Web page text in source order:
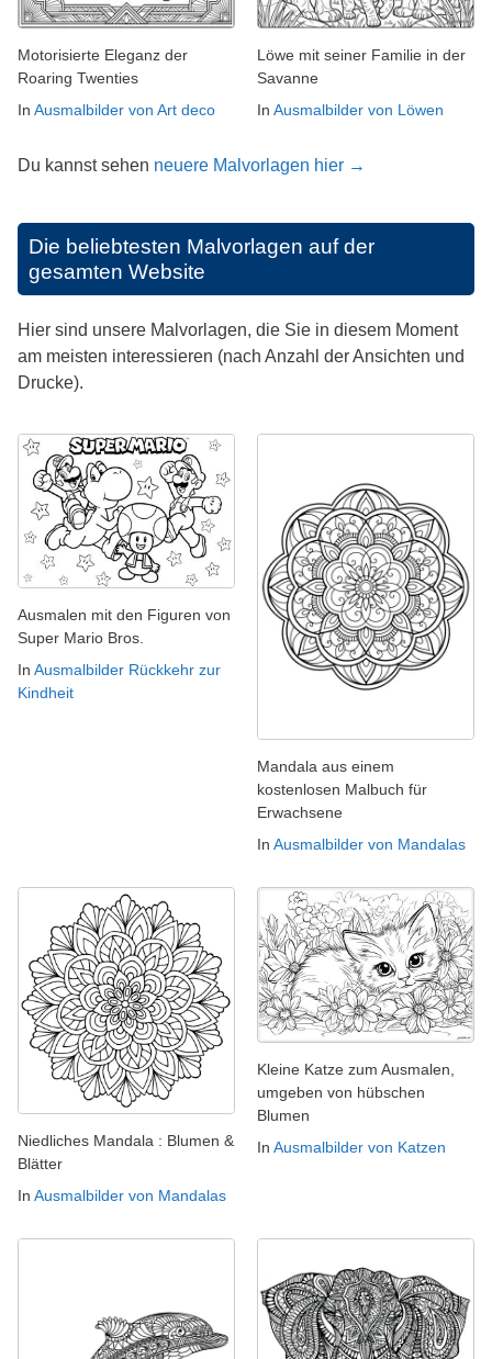
Motorisierte Eleganz der
Roaring Twenties
In Ausmalbilder von Art deco
Löwe mit seiner Familie in der
Savanne
In Ausmalbilder von Löwen
Du kannst sehen neuere Malvorlagen hier →
Die beliebtesten Malvorlagen auf der
gesamten Website
Hier sind unsere Malvorlagen, die Sie in diesem Moment
am meisten interessieren (nach Anzahl der Ansichten und
Drucke).
Ausmalen mit den Figuren von
Super Mario Bros.
In Ausmalbilder Rückkehr zur
Kindheit
Mandala aus einem
kostenlosen Malbuch für
Erwachsene
In Ausmalbilder von Mandalas
Niedliches Mandala : Blumen &
Blätter
In Ausmalbilder von Mandalas
Kleine Katze zum Ausmalen,
umgeben von hübschen
Blumen
In Ausmalbilder von Katzen